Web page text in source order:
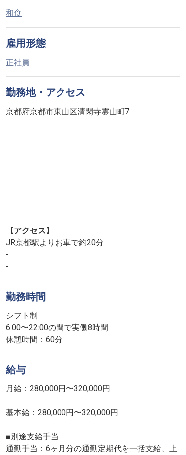
和食
雇用形態
正社員
勤務地・アクセス
京都府京都市東山区清閑寺霊山町7
【アクセス】
JR京都駅よりお車で約20分
-
-
勤務時間
シフト制
6:00〜22:00の間で実働8時間
休憩時間：60分
給与
月給：280,000円〜320,000円
基本給：280,000円〜320,000円
■別途支給手当
通勤手当：6ヶ月分の通勤定期代を一括支給、上